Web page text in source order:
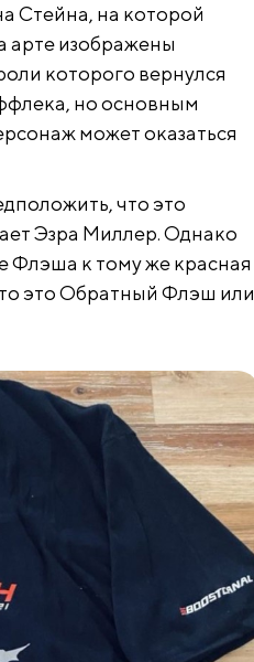
Стейна, на которой
арте изображены
которого вернулся
но основным
может оказаться
что это
Эзра Миллер. Однако
Флэша к тому же красная
это Обратный Флэш или